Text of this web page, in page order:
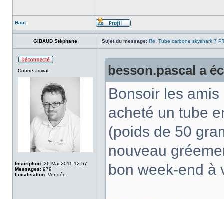
Haut
GIBAUD Stéphane Sujet du message: Re: Tube carbone skyshark 7
Contre amiral
Inscription: 26 Mai 2011 12:57
Messages: 979
Localisation: Vendée
besson.pascal a
Bonsoir les
acheté un tube
(poids de 50
nouveau
bon week-end à